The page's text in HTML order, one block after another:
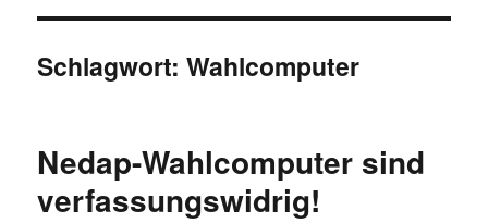
Schlagwort:Wahlcomputer
Nedap-Wahlcomputer sind
verfassungswidrig!